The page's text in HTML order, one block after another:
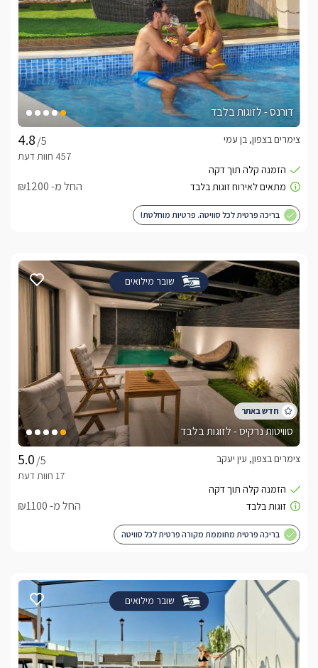
דורנס - לזוגות בלבד
/5
צימרים בצפון, בן עמי
החל מ- ₪1200
בריכה פרטית לכל סוויטה. פרטיות מוחלטת!
שובר מילואים
סוויטות נרקיס - לזוגות בלבד
/5
צימרים בצפון, עין יעקב
החל מ- ₪1100
בריכה פרטית מחוממת מקורה פרטית לכל סוויטה
שובר מילואים